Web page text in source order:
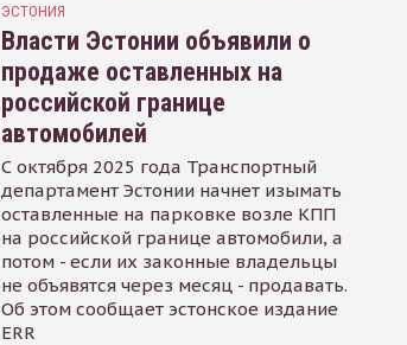
ЭСТОНИЯ
Власти Эстонии объявили о
продаже оставленных на
российской границе
автомобилей
С октября 2025 года Транспортный
департамент Эстонии начнет изымать
оставленные на парковке возле КПП
на российской границе автомобили, а
потом - если их законные владельцы
не объявятся через месяц - продавать.
Об этом сообщает эстонское издание
ERR